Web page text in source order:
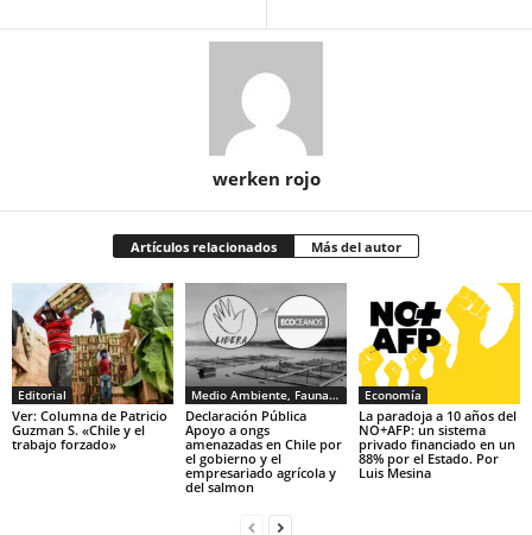
werken rojo
Artículos relacionados Más del autor
Editorial
Ver: Columna de Patricio
Guzman S. «Chile y el
trabajo forzado»
Medio Ambiente, Fauna y Sociedad
Declaración Pública
Apoyo a ongs
amenazadas en Chile por
el gobierno y el
empresariado agrícola y
del salmon
Economía
La paradoja a 10 años del
NO+AFP: un sistema
privado financiado en un
88% por el Estado. Por
Luis Mesina